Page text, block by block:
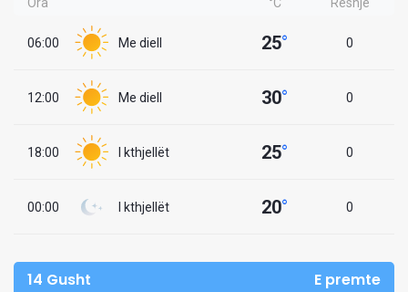
06:00 Me diell 25° 0
12:00 Me diell 30° 0
18:00 I kthjellët 25° 0
00:00 I kthjellët 20° 0
14 Gusht E premte